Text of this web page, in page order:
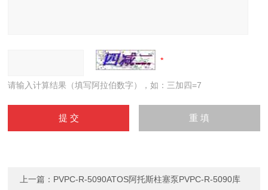
请输入计算结果（填写阿拉伯数字），如：三加四=7
上一篇： PVPC-R-5090ATOS阿托斯柱塞泵PVPC-R-5090库